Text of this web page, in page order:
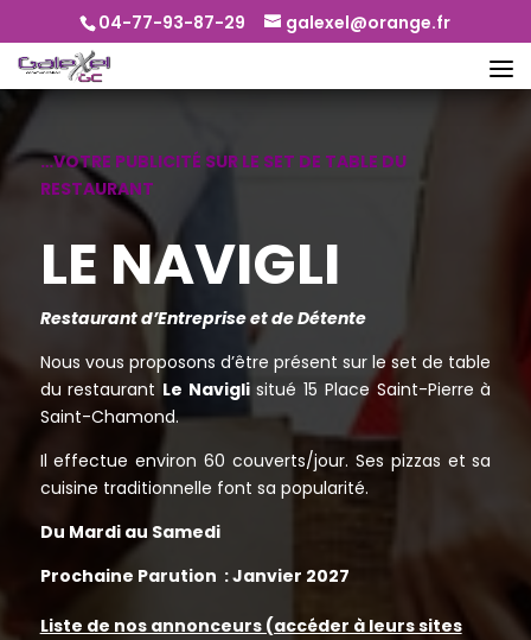
04-77-93-87-29 galexel@orange.fr
…VOTRE PUBLICITÉ SUR LE SET DE TABLE DU
RESTAURANT
LE NAVIGLI
Restaurant d’Entreprise et de Détente
Nous vous proposons d’être présent sur le set de table
du restaurant Le Navigli situé 15 Place Saint-Pierre à
Saint-Chamond.
Il effectue environ 60 couverts/jour. Ses pizzas et sa
cuisine traditionnelle font sa popularité.
Du Mardi au Samedi
Prochaine Parution : Janvier 2027
Liste de nos annonceurs (accéder à leurs sites